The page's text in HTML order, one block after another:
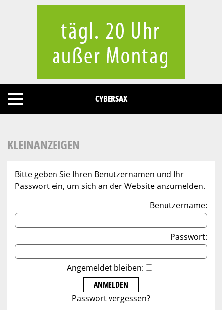
CYBERSAX
KLEINANZEIGEN
Bitte geben Sie Ihren Benutzernamen und Ihr
Passwort ein, um sich an der Website anzumelden.
Benutzername:
Passwort:
Angemeldet bleiben:
Passwort vergessen?
Cookies management panel